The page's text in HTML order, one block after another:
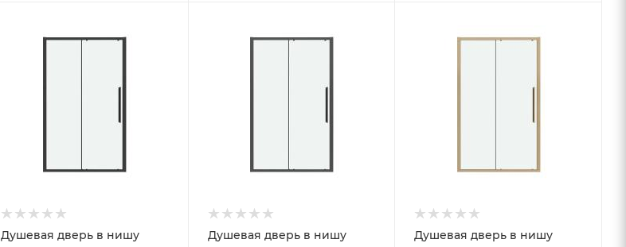
Душевая дверь в нишу
Душевая дверь в нишу
Душевая дверь в нишу